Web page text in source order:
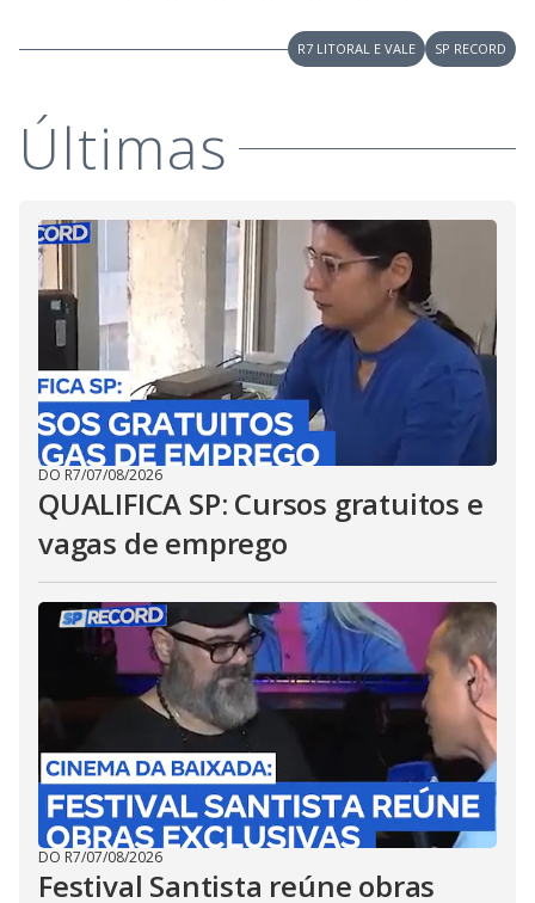
R7 LITORAL E VALE SP RECORD
Últimas
DO R7/07/08/2026
QUALIFICA SP: Cursos gratuitos e
vagas de emprego
DO R7/07/08/2026
Festival Santista reúne obras